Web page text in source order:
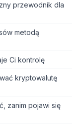
przewodnik dla
metodą
Ci kontrolę
kryptowalutę
zanim pojawi się